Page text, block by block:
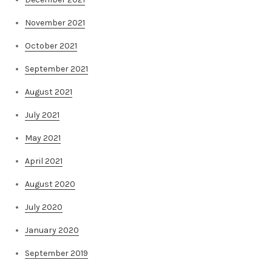
November 2021
October 2021
September 2021
August 2021
July 2021
May 2021
April 2021
August 2020
July 2020
January 2020
September 2019